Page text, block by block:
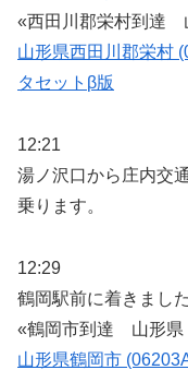
«西田川郡栄村到達
山形県西田川郡栄村
タセットβ版
12:21
湯ノ沢口から庄内交
乗ります。
12:29
鶴岡駅前に着きまし
«鶴岡市到達 山形県
山形県鶴岡市